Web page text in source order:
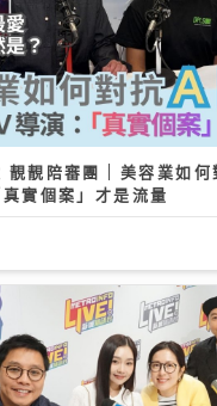
靚靚陪審團 | 美容業如
實個案」才是流量